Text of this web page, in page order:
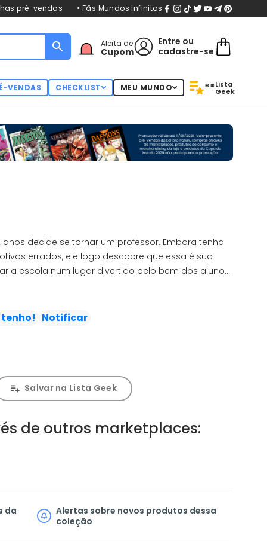
pré-vendas • Fãs Mundos Infinitos
Alerta de
Cupom
Entre ou
cadastre-se
VENDAS CHECKLIST MEU MUNDO **Lista
Geek
anos decide se tornar um professor. Embora tenha
errados, ele logo descobre que essa é sua
a escola num lugar divertido pelo bem dos alunos.
Onizuka estão sempre dando errado, para piorar
e polêmicas e acaba responsável pelos
colégio. O resultado são as palhaçadas mais
mais ridículas por pura falta de noção.
Notificar
Salvar na Lista Geek
de outros marketplaces:
da
Alertas sobre novos produtos dessa
coleção